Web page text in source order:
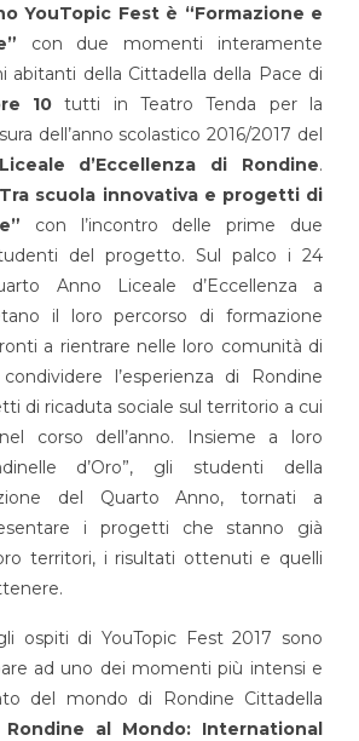
YouTopic Fest è “Formazione e
con due momenti interamente
abitanti della Cittadella della Pace di
10 tutti in Teatro Tenda per la
dell’anno scolastico 2016/2017 del
d’Eccellenza di Rondine.
scuola innovativa e progetti di
con l’incontro delle prime due
del progetto. Sul palco i 24
Anno Liceale d’Eccellenza a
il loro percorso di formazione
a rientrare nelle loro comunità di
l’esperienza di Rondine
di ricaduta sociale sul territorio a cui
corso dell’anno. Insieme a loro
d’Oro”, gli studenti della
del Quarto Anno, tornati a
i progetti che stanno già
territori, i risultati ottenuti e quelli
ospiti di YouTopic Fest 2017 sono
ad uno dei momenti più intensi e
del mondo di Rondine Cittadella
Rondine al Mondo: International